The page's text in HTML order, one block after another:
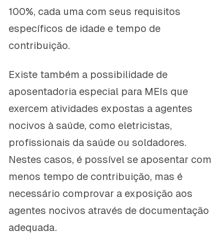
100%, cada uma com seus requisitos
específicos de idade e tempo de
contribuição.
Existe também a possibilidade de
aposentadoria especial para MEIs que
exercem atividades expostas a agentes
nocivos à saúde, como eletricistas,
profissionais da saúde ou soldadores.
Nestes casos, é possível se aposentar com
menos tempo de contribuição, mas é
necessário comprovar a exposição aos
agentes nocivos através de documentação
adequada.